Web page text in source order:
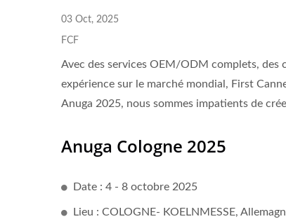
03 Oct, 2025
FCF
Avec des services OEM/ODM complets, des
expérience sur le marché mondial, First
Anuga 2025, nous sommes impatients de
Anuga Cologne 2025
Date : 4 - 8 octobre 2025
Lieu : COLOGNE- KOELNMESSE,